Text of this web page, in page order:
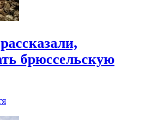
брюссельскую